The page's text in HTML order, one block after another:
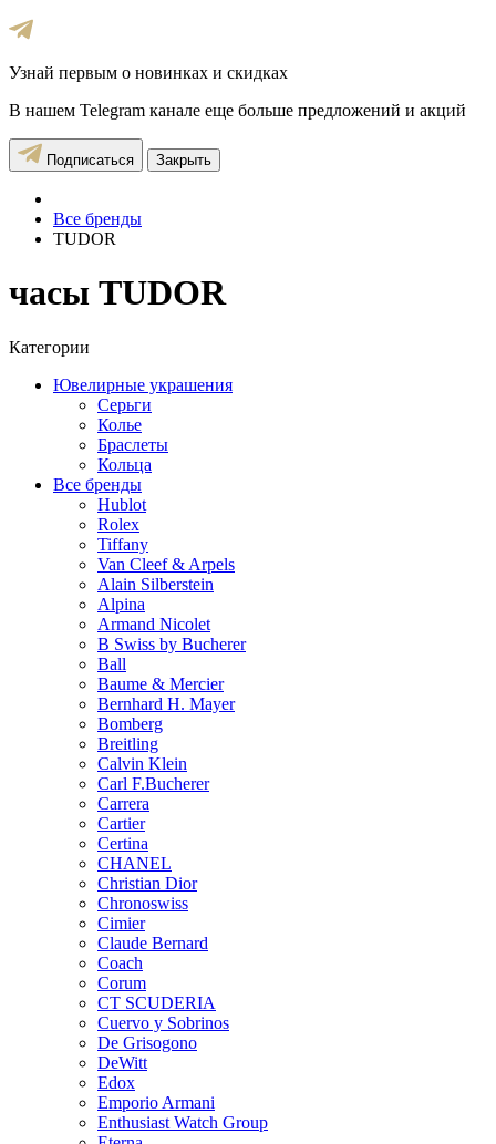
Узнай первым о новинках и скидках
В нашем Telegram канале еще больше предложений и акций
Подписаться Закрыть
Все бренды
TUDOR
часы TUDOR
Категории
Ювелирные украшения
Серьги
Колье
Браслеты
Кольца
Все бренды
Hublot
Rolex
Tiffany
Van Cleef & Arpels
Alain Silberstein
Alpina
Armand Nicolet
B Swiss by Bucherer
Ball
Baume & Mercier
Bernhard H. Mayer
Bomberg
Breitling
Calvin Klein
Carl F.Bucherer
Carrera
Cartier
Certina
CHANEL
Christian Dior
Chronoswiss
Cimier
Claude Bernard
Coach
Corum
CT SCUDERIA
Cuervo y Sobrinos
De Grisogono
DeWitt
Edox
Emporio Armani
Enthusiast Watch Group